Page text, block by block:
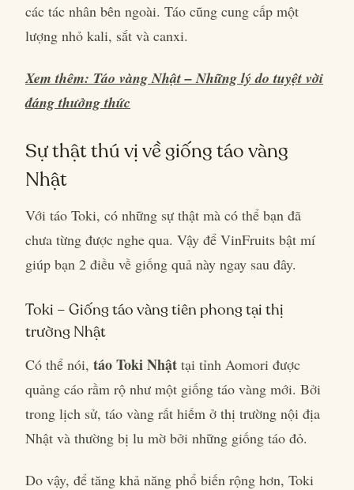
các tác nhân bên ngoài. Táo cũng cung cấp một
lượng nhỏ kali, sắt và canxi.
Xem thêm: Táo vàng Nhật – Những lý do tuyệt vời
đáng thưởng thức
Sự thật thú vị về giống táo vàng
Nhật
Với táo Toki, có những sự thật mà có thể bạn đã
chưa từng được nghe qua. Vậy để VinFruits bật mí
giúp bạn 2 điều về giống quả này ngay sau đây.
Toki – Giống táo vàng tiên phong tại thị
trường Nhật
Có thể nói, táo Toki Nhật tại tỉnh Aomori được
quảng cáo rầm rộ như một giống táo vàng mới. Bởi
trong lịch sử, táo vàng rất hiếm ở thị trường nội địa
Nhật và thường bị lu mờ bởi những giống táo đỏ.
Do vậy, để tăng khả năng phổ biến rộng hơn, Toki